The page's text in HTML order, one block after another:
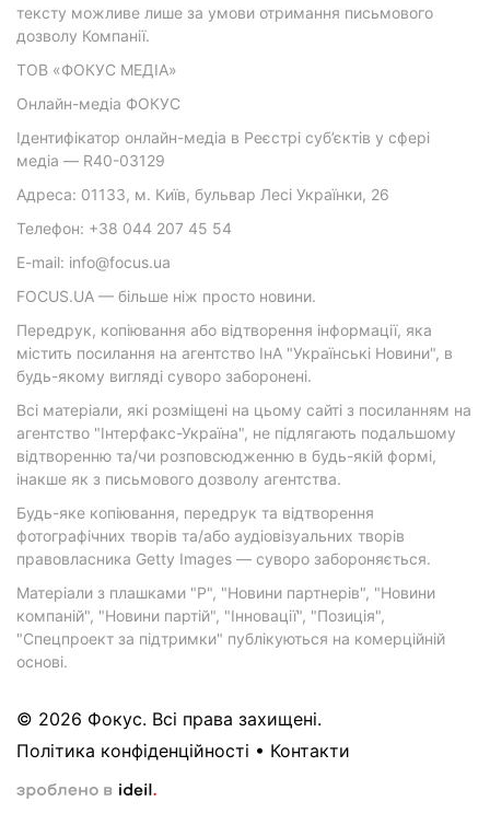
тексту можливе лише за умови отримання письмового
дозволу Компанії.
ТОВ «ФОКУС МЕДІА»
Онлайн-медіа ФОКУС
Ідентифікатор онлайн-медіа в Реєстрі суб’єктів у сфері
медіа — R40-03129
Адреса: 01133, м. Київ, бульвар Лесі Українки, 26
Телефон: +38 044 207 45 54
E-mail: info@focus.ua
FOCUS.UA — більше ніж просто новини.
Передрук, копіювання або відтворення інформації, яка
містить посилання на агентство ІнА "Українські Новини", в
будь-якому вигляді суворо заборонені.
Всі матеріали, які розміщені на цьому сайті з посиланням на
агентство "Інтерфакс-Україна", не підлягають подальшому
відтворенню та/чи розповсюдженню в будь-якій формі,
інакше як з письмового дозволу агентства.
Будь-яке копіювання, передрук та відтворення
фотографічних творів та/або аудіовізуальних творів
правовласника Getty Images — суворо забороняється.
Матеріали з плашками "Р", "Новини партнерів", "Новини
компаній", "Новини партій", "Інновації", "Позиція",
"Спецпроект за підтримки" публікуються на комерційній
основі.
© 2026 Фокус. Всі права захищені.
Політика конфіденційності • Контакти